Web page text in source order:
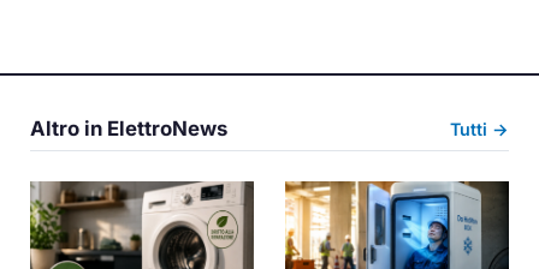
Altro in ElettroNews Tutti →